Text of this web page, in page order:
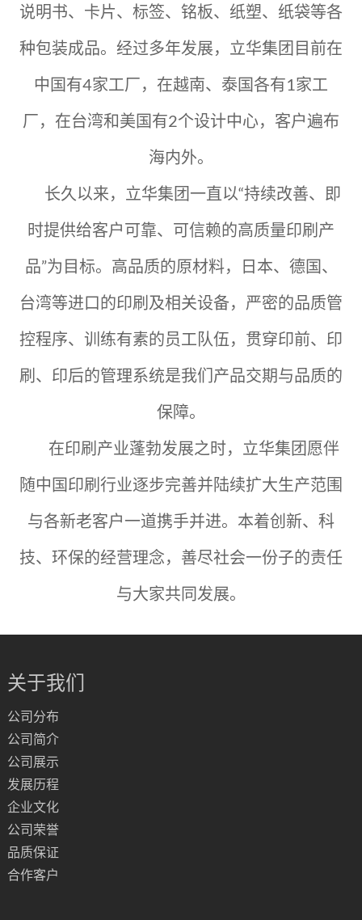
说明书、卡片、标签、铭板、纸塑、纸袋等各
种包装成品。经过多年发展，立华集团目前在
中国有4家工厂，在越南、泰国各有1家工
厂，在台湾和美国有2个设计中心，客户遍布
海内外。
长久以来，立华集团一直以“持续改善、即
时提供给客户可靠、可信赖的高质量印刷产
品”为目标。高品质的原材料，日本、德国、
台湾等进口的印刷及相关设备，严密的品质管
控程序、训练有素的员工队伍，贯穿印前、印
刷、印后的管理系统是我们产品交期与品质的
保障。
在印刷产业蓬勃发展之时，立华集团愿伴
随中国印刷行业逐步完善并陆续扩大生产范围
与各新老客户一道携手并进。本着创新、科
技、环保的经营理念，善尽社会一份子的责任
与大家共同发展。
关于我们
公司分布
公司简介
公司展示
发展历程
企业文化
公司荣誉
品质保证
合作客户